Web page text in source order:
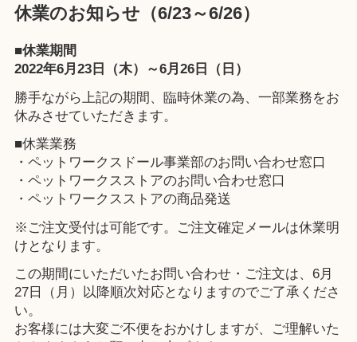
休業のお知らせ（6/23～6/26）
■休業期間
2022年6月23日（木）～6月26日（日）
勝手ながら上記の期間、臨時休業の為、一部業務をお
休みさせていただきます。
■休業業務
・ペットワークスドール事業部のお問い合わせ窓口
・ペットワークスストアのお問い合わせ窓口
・ペットワークスストアの商品発送
※ご注文受付は可能です。ご注文確定メールは休業明
けとなります。
この期間にいただいたお問い合わせ・ご注文は、6月
27日（月）以降順次対応となりますのでご了承くださ
い。
お客様には大変ご不便をおかけしますが、ご理解いた